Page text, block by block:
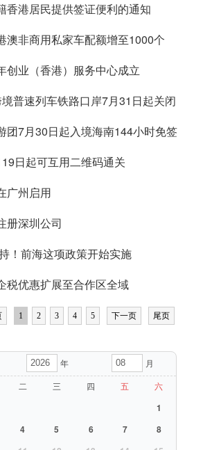
年
月
二 三 四 五 六
1
4 5 6 7
8
香港居民提供签证便利的通知
澳非商用私家车配额增至1000个
创业（香港）服务中心成立
普速列车铁路口岸7月31日起关闭
团7月30日起入境海南144小时免签
日起可互用二维码通关
广州启用
册深圳公司
！前海这项政策开始实施
税优惠扩展至合作区全域
1 2 3 4 5 下一页 尾页